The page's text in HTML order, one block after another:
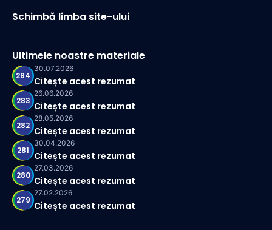
Schimbă limba site-ului
Ultimele noastre materiale
284
30.07.2026
Citește acest rezumat
283
26.06.2026
Citește acest rezumat
282
28.05.2026
Citește acest rezumat
281
30.04.2026
Citește acest rezumat
280
27.03.2026
Citește acest rezumat
279
27.02.2026
Citește acest rezumat